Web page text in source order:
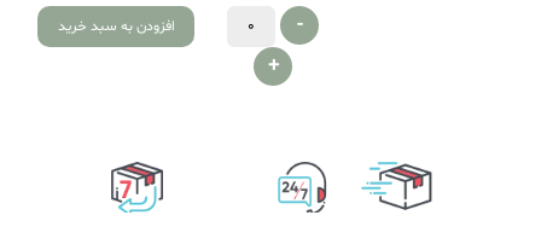
-
+
افزودن به سبد خرید